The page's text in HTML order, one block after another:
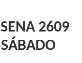
2609